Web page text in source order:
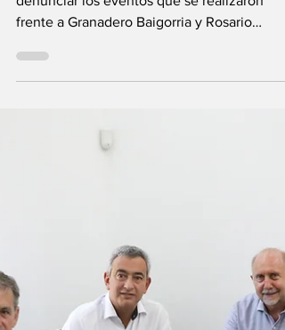
islas
Ambientalistas emitieron un comunicado